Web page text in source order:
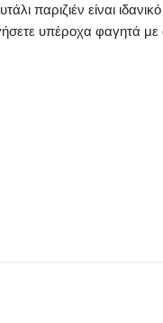
παριζιέν είναι
υπέροχα φαγητά με